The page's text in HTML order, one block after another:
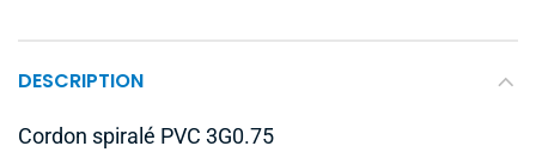
DESCRIPTION
Cordon spiralé PVC 3G0.75